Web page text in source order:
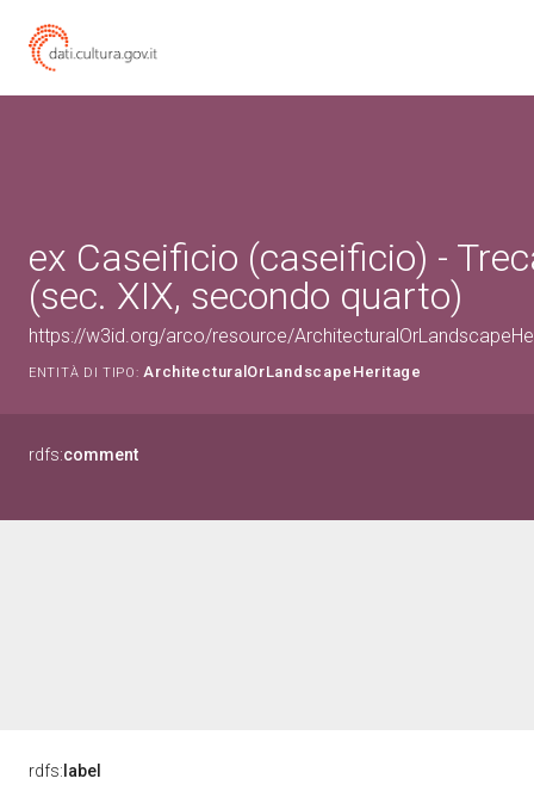
ex Caseificio (caseificio) -
(sec. XIX, secondo quarto)
https://w3id.org/arco/resource/
ENTITÀ DI TIPO: ArchitecturalOrLandscapeHeritage
rdfs:comment
rdfs: label